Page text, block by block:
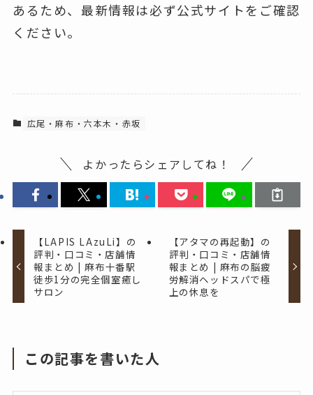
あるため、最新情報は必ず公式サイトをご確認
ください。
広尾・麻布・六本木・赤坂
よかったらシェアしてね！
【LAPIS LAzuLi】の
評判・口コミ・店舗情
報まとめ | 麻布十番駅
徒歩1分の完全個室癒し
サロン
【アタマの再起動】の
評判・口コミ・店舗情
報まとめ | 麻布の脳疲
労解消ヘッドスパで極
上の休息を
この記事を書いた人